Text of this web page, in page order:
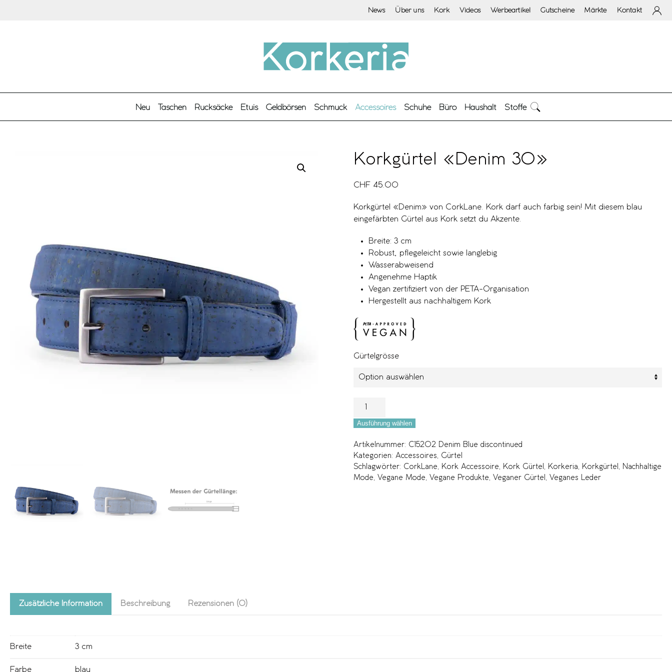
News Über uns Kork Videos Werbeartikel Gutscheine Märkte Kontakt
Neu Taschen Rucksäcke Etuis Geldbörsen Schmuck Accessoires Schuhe Büro Haushalt Stoffe
Korkgürtel «Denim 30»
CHF 45.00
Korkgürtel «Denim» von CorkLane. Kork darf auch farbig sein! Mit diesem blau
eingefärbten Gürtel aus Kork setzt du Akzente.
Breite: 3 cm
Robust, pflegeleicht sowie langlebig
Wasserabweisend
Angenehme Haptik
Vegan zertifiziert von der PETA-Organisation
Hergestellt aus nachhaltigem Kork
Gürtelgrösse
Ausführung wählen
Artikelnummer: C15202 Denim Blue discontinued
Kategorien: Accessoires, Gürtel
Schlagwörter: CorkLane, Kork Accessoire, Kork Gürtel , Korkeria, Korkgürtel ,
Nachhaltige
Mode, Vegane Mode, Vegane Produkte, Veganer Gürtel , Veganes Leder
Zusätzliche Information Beschreibung Rezensionen (0)
Breite 3 cm
Farbe blau